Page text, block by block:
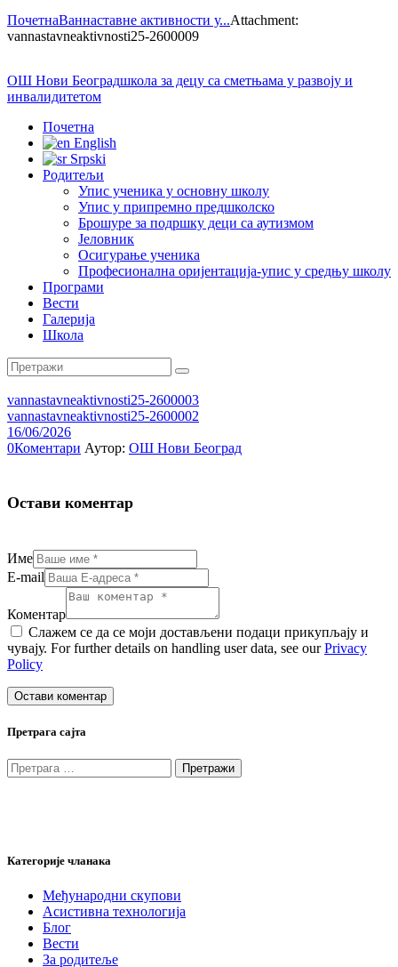
ПочетнаВаннаставне активности у...Attachment:
vannastavneaktivnosti25-2600009
ОШ Нови Београдшкола за децу са сметњама у развоју и
инвалидитетом
Почетна
English
Srpski
Родитељи
Упис ученика у основну школу
Упис у припремно предшколско
Брошуре за подршку деци са аутизмом
Јеловник
Осигурање ученика
Професионална оријентација-упис у средњу школу
Програми
Вести
Галерија
Школа
vannastavneaktivnosti25-2600003
vannastavneaktivnosti25-2600002
16/06/2026
0Коментари Аутор: ОШ Нови Београд
Остави коментар
Име
E-mail
Коментар
Слажем се да се моји достављени подаци прикупљају и
чувају. For further details on handling user data, see ourPrivacy
Policy
Претрага сајта
Претрага
за:
Категорије чланака
Међународни скупови
Асистивна технологија
Блог
Вести
За родитеље